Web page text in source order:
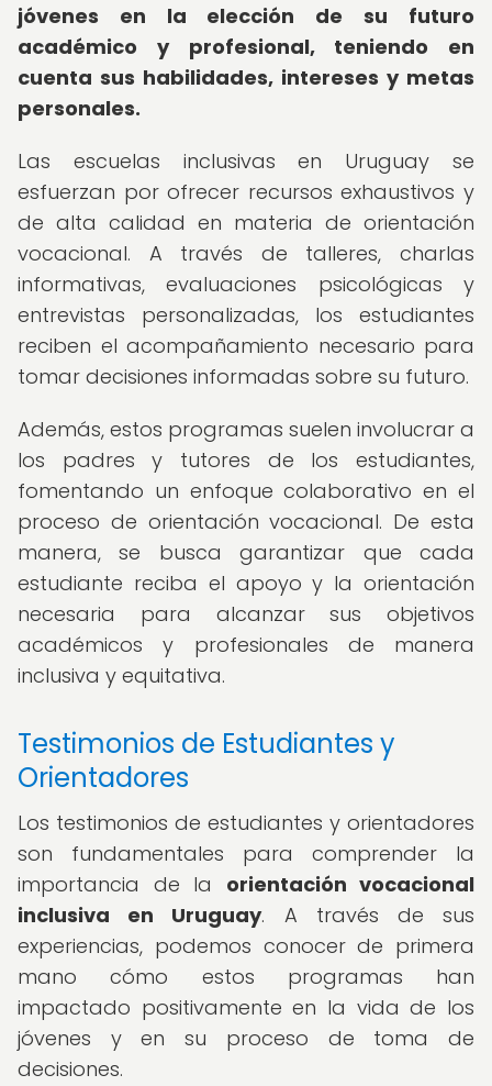
jóvenes en la elección de su futuro
académico y profesional, teniendo en
cuenta sus habilidades, intereses y metas
personales.
Las escuelas inclusivas en Uruguay se
esfuerzan por ofrecer recursos exhaustivos y
de alta calidad en materia de orientación
vocacional. A través de talleres, charlas
informativas, evaluaciones psicológicas y
entrevistas personalizadas, los estudiantes
reciben el acompañamiento necesario para
tomar decisiones informadas sobre su futuro.
Además, estos programas suelen involucrar a
los padres y tutores de los estudiantes,
fomentando un enfoque colaborativo en el
proceso de orientación vocacional. De esta
manera, se busca garantizar que cada
estudiante reciba el apoyo y la orientación
necesaria para alcanzar sus objetivos
académicos y profesionales de manera
inclusiva y equitativa.
Testimonios de Estudiantes y
Orientadores
Los testimonios de estudiantes y orientadores
son fundamentales para comprender la
importancia de la orientación vocacional
inclusiva en Uruguay. A través de sus
experiencias, podemos conocer de primera
mano cómo estos programas han
impactado positivamente en la vida de los
jóvenes y en su proceso de toma de
decisiones.